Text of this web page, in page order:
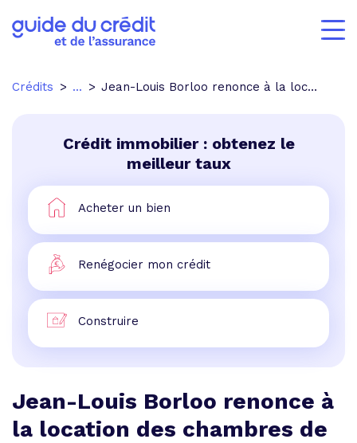
Crédits ... Jean-Louis Borloo renonce à la location des chambres de bonnes
Crédit immobilier : obtenez le
meilleur taux
Acheter un bien
Renégocier mon crédit
Construire
Jean-Louis Borloo renonce à
la location des chambres de